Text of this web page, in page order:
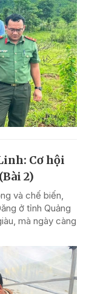
Cơ hội
2)
và chế biến,
ở tỉnh Quảng
mà ngày càng